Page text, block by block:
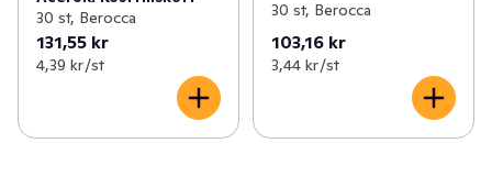
30 st, Berocca
131,55 kr
4,39 kr /st
30 st, Berocca
103,16 kr
3,44 kr /st